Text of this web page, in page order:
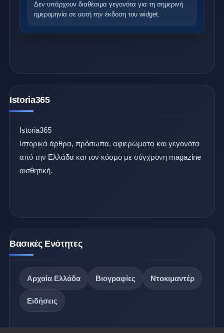
Δεν υπάρχουν διαθέσιμα γεγονότα για τη σημερινή
ημερομηνία σε αυτή την έκδοση του widget.
Istoria365
Istoria365
Ιστορικά άρθρα, πρόσωπα, αφιερώματα και γεγονότα
από την Ελλάδα και τον κόσμο με σύγχρονη magazine
αισθητική.
Βασικές Ενότητες
Αρχαία Ελλάδα Βιογραφίες Ντοκιμαντέρ
Ειδήσεις